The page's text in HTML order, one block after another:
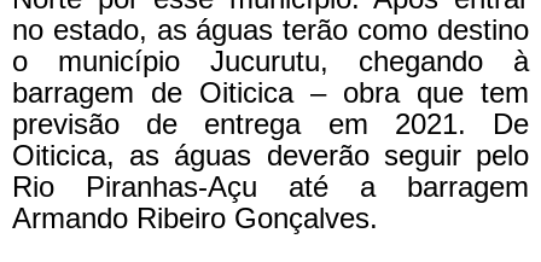
no estado, as águas terão como destino
o município Jucurutu, chegando à
barragem de Oiticica – obra que tem
previsão de entrega em 2021. De
Oiticica, as águas deverão seguir pelo
Rio Piranhas-Açu até a barragem
Armando Ribeiro Gonçalves.